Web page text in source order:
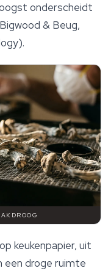
onderscheidt
& Beug,
).
keukenpapier, uit
een droge ruimte